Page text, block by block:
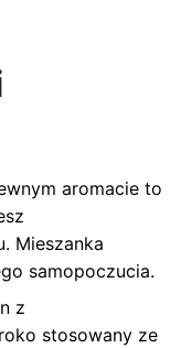
aromacie to
Mieszanka
samopoczucia.
z
stosowany ze